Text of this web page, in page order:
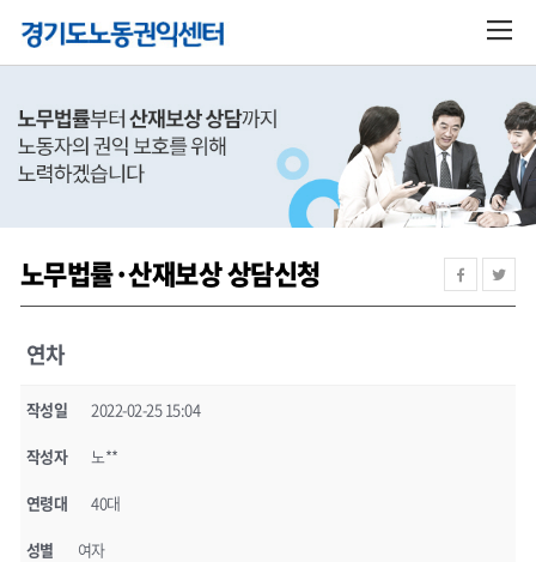
노무법률·산재보상 상담신청
연차
작성일 2022-02-25 15:04
작성자 노**
연령대 40대
성별 여자